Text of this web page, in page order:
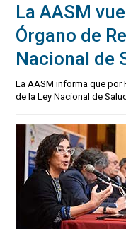
La AASM
Órgano de
Nacional de
La AASM informa que por
de la Ley Nacional de